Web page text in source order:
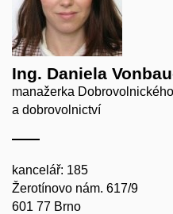
Ing. Daniela
manažerka
a dobrovolnictví
kancelář: 185
Žerotínovo nám. 617/9
601 77 Brno